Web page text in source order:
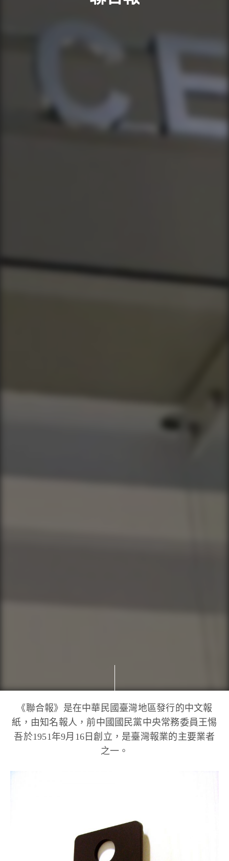
《聯合報》是在中華民國臺灣地區發行的中文報
紙，由知名報人，前中國國民黨中央常務委員王惕
吾於1951年9月16日創立，是臺灣報業的主要業者
之一。